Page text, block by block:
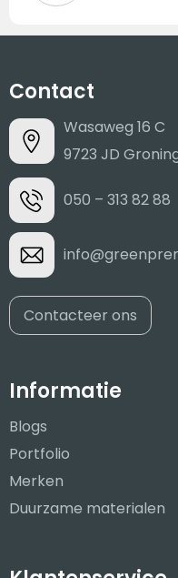
Contact
Wasaweg 16 C
9723 JD
050 – 313 82 88
Contacteer ons
Informatie
Blogs
Portfolio
Merken
Duurzame materialen